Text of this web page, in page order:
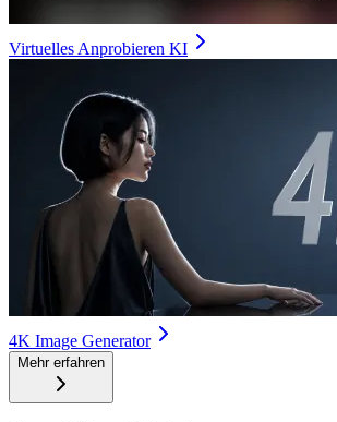
Virtuelles Anprobieren KI
4K Image Generator
Mehr erfahren